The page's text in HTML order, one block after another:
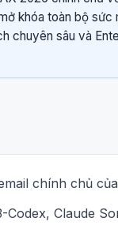
khóa toàn bộ sức
chuyên sâu và
chính chủ
Claude